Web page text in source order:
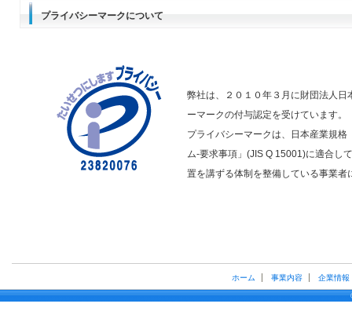
プライバシーマークについて
弊社は、２０１０年３月に財団法人
ーマークの付与認定を受けています。
プライバシーマークは、日本産業規
ム-要求事項」(JIS Q 15001)に適合し
置を講ずる体制を整備している事業者
ホーム 事業内容 企業情報